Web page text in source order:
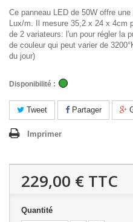
Ce panneau LED de 50W offre
Lux/m. Il mesure 35,2 x 24 x 4cm
de 2 variateurs: l'un pour régler la
de couleur qui peut varier de
du jour)
Disponibilité :
Tweet Partager
Imprimer
229,00 € TTC
Quantité